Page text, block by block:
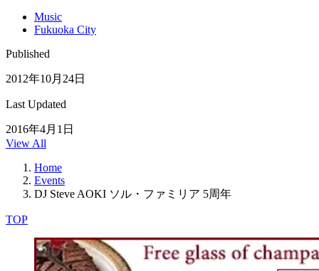
Music
Fukuoka City
Published
2012年10月24日
Last Updated
2016年4月1日
View All
Home
Events
DJ Steve AOKI ソル・ファミリア 5周年
TOP